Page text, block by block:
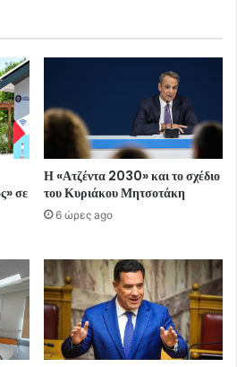
σε
Η «Ατζέντα 2030» και το σχέδιο
του Κυριάκου Μητσοτάκη
6 ώρες ago